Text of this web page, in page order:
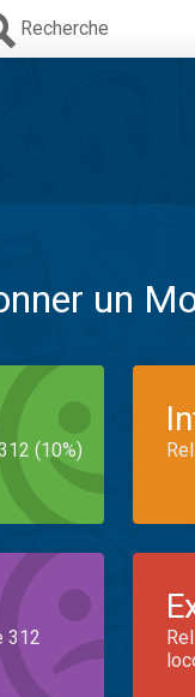
Recherche
un
(10%)
312